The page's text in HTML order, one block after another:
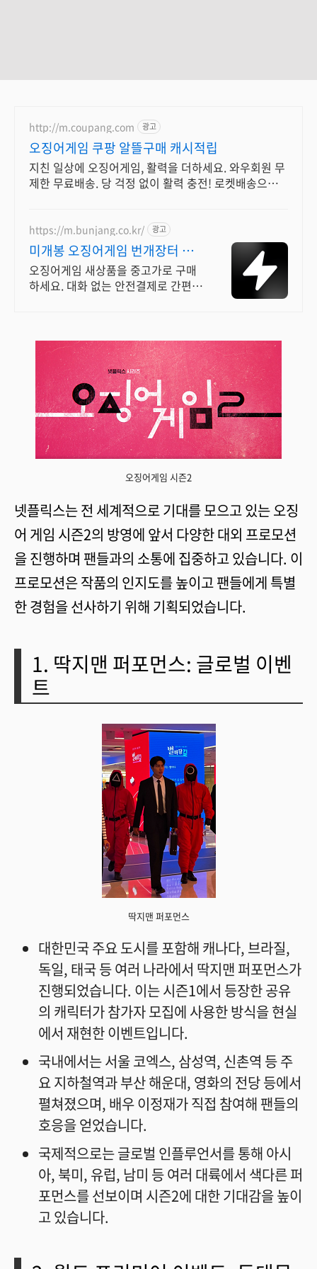
http://m.coupang.com 광고
오징어게임 쿠팡 알뜰구매 캐시적립
지친 일상에 오징어게임, 활력을 더하세요. 와우회원 무
제한 무료배송. 당 걱정 없이 활력 충전! 로켓배송으로
https://m.bunjang.co.kr/ 광고
미개봉 오징어게임 번개장터 국
내 최대 브랜드 중고거래
오징어게임 새상품을 중고가로 구매
하세요. 대화 없는 안전결제로 간편하
오징어게임 시즌2
넷플릭스는 전 세계적으로 기대를 모으고 있는 오징
어 게임 시즌2의 방영에 앞서 다양한 대외 프로모션
을 진행하며 팬들과의 소통에 집중하고 있습니다. 이
프로모션은 작품의 인지도를 높이고 팬들에게 특별
한 경험을 선사하기 위해 기획되었습니다.
1. 딱지맨 퍼포먼스: 글로벌 이벤
트
딱지맨 퍼포먼스
대한민국 주요 도시를 포함해 캐나다, 브라질,
독일, 태국 등 여러 나라에서 딱지맨 퍼포먼스가
진행되었습니다. 이는 시즌1에서 등장한 공유
의 캐릭터가 참가자 모집에 사용한 방식을 현실
에서 재현한 이벤트입니다.
국내에서는 서울 코엑스, 삼성역, 신촌역 등 주
요 지하철역과 부산 해운대, 영화의 전당 등에서
펼쳐졌으며, 배우 이정재가 직접 참여해 팬들의
호응을 얻었습니다.
국제적으로는 글로벌 인플루언서를 통해 아시
아, 북미, 유럽, 남미 등 여러 대륙에서 색다른 퍼
포먼스를 선보이며 시즌2에 대한 기대감을 높이
고 있습니다.